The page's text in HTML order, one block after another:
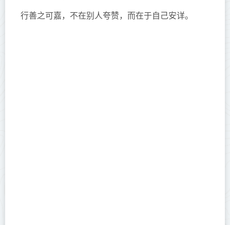
行善之可嘉，不在别人夸赞，而在于自己安详。